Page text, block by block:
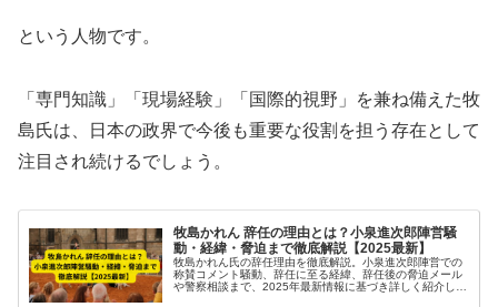
という人物です。
「専門知識」「現場経験」「国際的視野」を兼ね備えた牧
島氏は、日本の政界で今後も重要な役割を担う存在として
注目され続けるでしょう。
牧島かれん 辞任の理由とは？小泉進次郎陣営騒
動・経緯・脅迫まで徹底解説【2025最新】
牧島かれん氏の辞任理由を徹底解説。小泉進次郎陣営での
称賛コメント騒動、辞任に至る経緯、辞任後の脅迫メール
や警察相談まで、2025年最新情報に基づき詳しく紹介しま